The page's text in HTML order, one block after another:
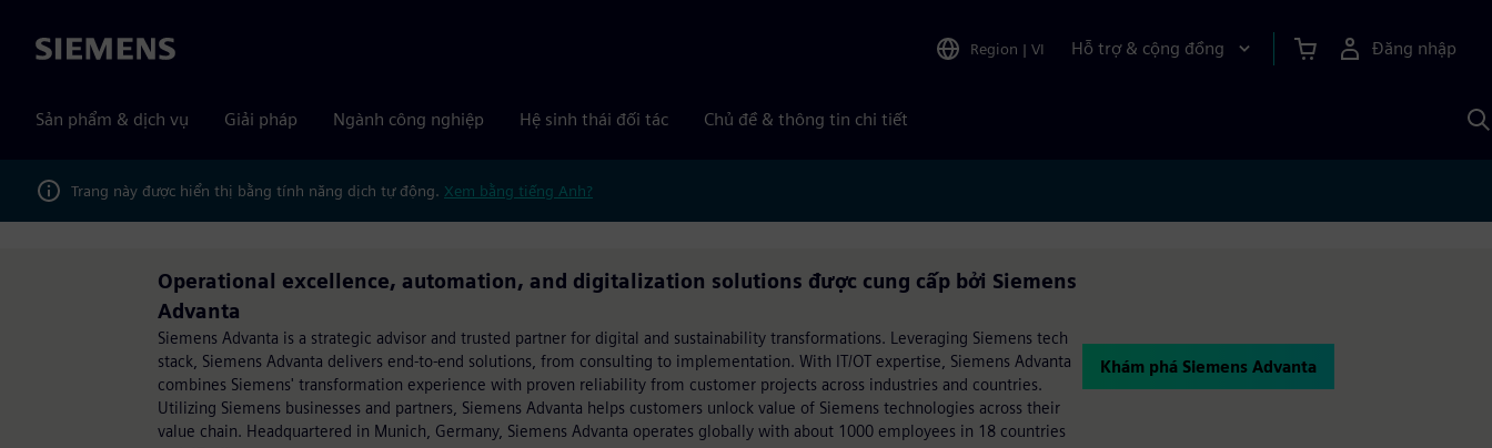
Siemens Region | VI Hỗ trợ & cộng đồng Đăng nhập
Sản phẩm & dịch vụ Giải pháp Ngành công nghiệp Hệ sinh thái đối tác Chủ đề & thông tin chi tiết
Trang này được hiển thị bằng tính năng dịch tự động. Xem bằng tiếng Anh?
Operational excellence, automation, and digitalization solutions được cung cấp bởi Siemens
Advanta
Siemens Advanta is a strategic advisor and trusted partner for digital and sustainability transformations. Leveraging Siemens tech
stack, Siemens Advanta delivers end-to-end solutions, from consulting to implementation. With IT/OT expertise, Siemens Advanta
combines Siemens' transformation experience with proven reliability from customer projects across industries and countries.
Utilizing Siemens businesses and partners, Siemens Advanta helps customers unlock value of Siemens technologies across their
value chain. Headquartered in Munich, Germany, Siemens Advanta operates globally with about 1000 employees in 18 countries
Khám phá Siemens Advanta